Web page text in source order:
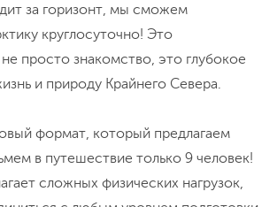
за горизонт, мы сможем
круглосуточно! Это
просто знакомство, это глубокое
и природу Крайнего Севера.
формат, который предлагаем
в путешествие только 9 человек!
сложных физических нагрузок,